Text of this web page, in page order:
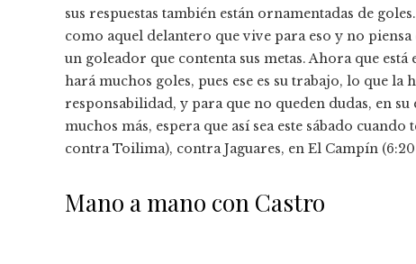
sus respuestas también están ornamentadas de
como aquel delantero que vive para eso y no
un goleador que contenta sus metas. Ahora que
hará muchos goles, pues ese es su trabajo, lo que la
responsabilidad, y para que no queden dudas, en
muchos más, espera que así sea este sábado
contra Toilima), contra Jaguares, en El Campín
Mano a mano con Castro